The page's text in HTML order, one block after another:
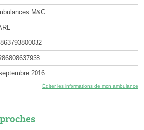
M&C
2016
Éditer les informations de mon ambulance